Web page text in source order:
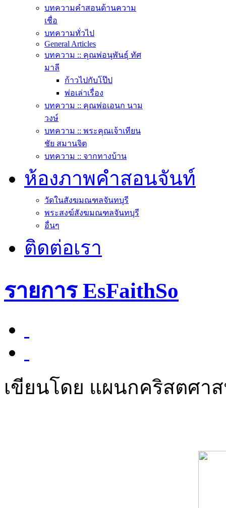
บทความคำสอนด้านความ
เชื่อ
บทความทั่วไป
General Articles
บทความ :: คุณพ่อนุพันธุ์ ทัศ
มาลี
ก้าวไปกับโป๊ป
พ่อเล่าเรื่อง
บทความ :: คุณพ่อเอนก นาม
วงษ์
บทความ :: พระคุณเจ้าเทียน
ชัย สมานจิต
บทความ :: จากทางบ้าน
ห้องภาพคำสอนจันท์
วัดในสังฆมณฑลจันทบุรี
พระสงฆ์สังฆมณฑลจันทบุรี
อื่นๆ
ติดต่อเรา
รายการ EsFaithSo
เขียนโดย แผนกคริสตศา